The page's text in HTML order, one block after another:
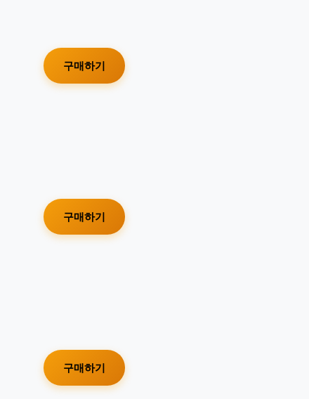
구매하기
구매하기
구매하기